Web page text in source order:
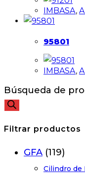
IMBASA,
95801
IMBASA,
Búsqueda de
Filtrar productos
GFA (119)
Cilindro de